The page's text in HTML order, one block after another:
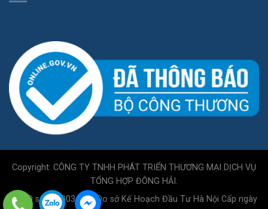
Copyright: CÔNG TY TNHH PHÁT TRIỂN THƯƠNG MẠI DỊCH VỤ
TỔNG HỢP ĐÔNG HẢI.
GPKD số 0110034717 Do sở Kế Hoạch Đầu Tư Hà Nội Cấp ngày